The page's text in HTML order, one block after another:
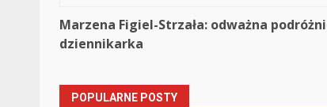
Continue
Marzena Figiel-Strzała: odważna
dziennikarka
POPULARNE POSTY